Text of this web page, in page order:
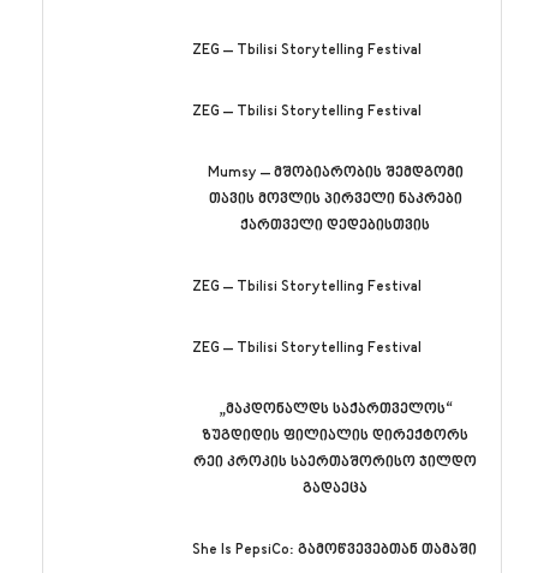
ZEG – Tbilisi Storytelling Festival
ZEG – Tbilisi Storytelling Festival
Mumsy – მშობიარობის შემდგომი
თავის მოვლის პირველი ნაკრები
ქართველი დედებისთვის
ZEG – Tbilisi Storytelling Festival
ZEG – Tbilisi Storytelling Festival
„მაკდონალდს საქართველოს“
ზუგდიდის ფილიალის დირექტორს
რეი კროკის საერთაშორისო ჯილდო
გადაეცა
She Is PepsiCo: გამოწვევებთან თამაში